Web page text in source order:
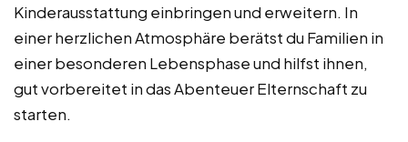
Kinderausstattung einbringen und erweitern. In
einer herzlichen Atmosphäre berätst du Familien in
einer besonderen Lebensphase und hilfst ihnen,
gut vorbereitet in das Abenteuer Elternschaft zu
starten.